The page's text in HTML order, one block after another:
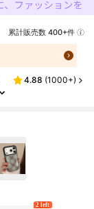
累計販売数 400+件
4.88 (1000+)
2 left